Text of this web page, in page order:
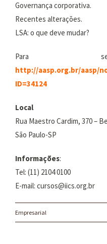
Governança corporativa.
Recentes alterações.
LSA: o que deve mudar?
Para se
http://aasp.org.br/aasp/
ID=34124
Local
Rua Maestro Cardim, 370 –
São Paulo-SP
Informações:
Tel: (11) 2104 0100
E-mail: cursos@iics.org.br
Empresarial